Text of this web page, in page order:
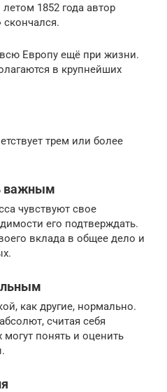
1852 года автор
Европу ещё при жизни.
в крупнейших
трем или более
важным
чувствуют свое
его подтверждать.
вклада в общее дело и
как другие, нормально.
считая себя
могут понять и оценить